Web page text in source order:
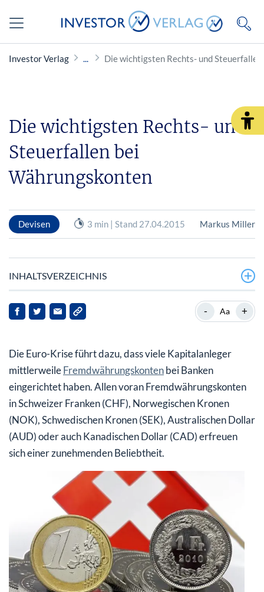
Investor Verlag Die wichtigsten Rechts- und
Die wichtigsten Rechts- und
Steuerfallen bei
Währungskonten
Devisen 3 min | Stand 27.04.2015 Markus Miller
INHALTSVERZEICHNIS
Vorsicht: Fremdwährungskonten unterliegen nicht der
gesetzlichen Einlagensicherung
Vorsicht: Fremdwährungskonten als
Abwicklungskonten für Wertpapierdepots
Die wichtigsten steuerlichen Grundlagen bei
Fremdwährungskonten
Trennen Sie Fremdwährungs-Anlagekonten und
- Aa +
Die Euro-Krise führt dazu, dass viele Kapitalanleger
mittlerweileFremdwährungskontenbei Banken
eingerichtet haben. Allen voran Fremdwährungskonten
in Schweizer Franken (CHF), Norwegischen Kronen
(NOK), Schwedischen Kronen (SEK), Australischen Dollar
(AUD) oder auch Kanadischen Dollar (CAD) erfreuen
sich einer zunehmenden Beliebtheit.